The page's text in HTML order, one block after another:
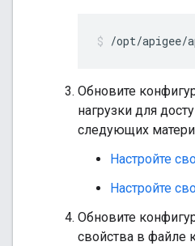
/opt/apigee/
Обновите
нагрузки для
следующих
Настройте
Настройте
Обновите
свойства в файле